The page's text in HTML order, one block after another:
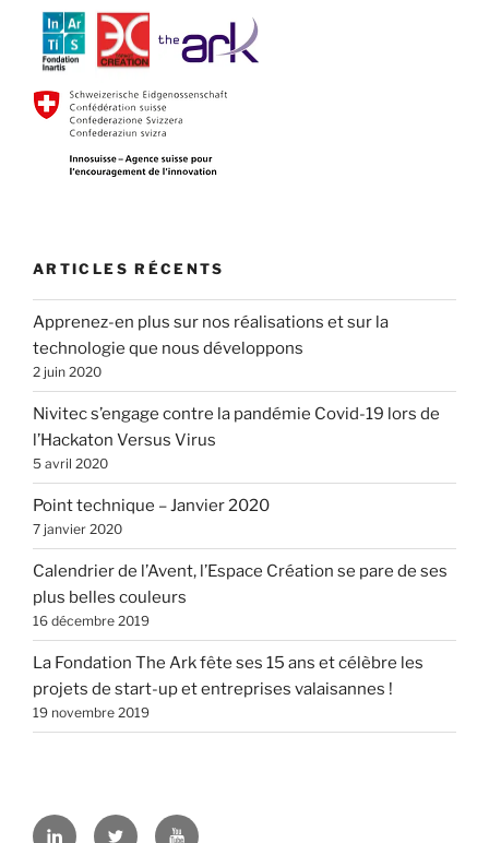
ARTICLES RÉCENTS
Apprenez-en plus sur nos réalisations et sur la
technologie que nous développons
2 juin 2020
Nivitec s’engage contre la pandémie Covid-19 lors de
l’Hackaton Versus Virus
5 avril 2020
Point technique – Janvier 2020
7 janvier 2020
Calendrier de l’Avent, l’Espace Création se pare de ses
plus belles couleurs
16 décembre 2019
La Fondation The Ark fête ses 15 ans et célèbre les
projets de start-up et entreprises valaisannes !
19 novembre 2019
LinkedInTwitter Youtube